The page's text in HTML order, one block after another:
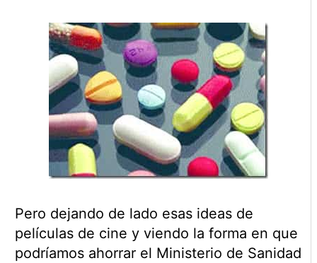
Pero dejando de lado esas ideas de
películas de cine y viendo la forma en que
podríamos ahorrar el Ministerio de Sanidad